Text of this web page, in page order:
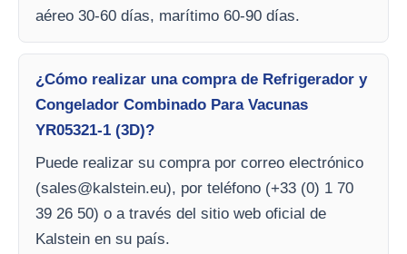
aéreo 30-60 días, marítimo 60-90 días.
¿Cómo realizar una compra de Refrigerador y
Congelador Combinado Para Vacunas
YR05321-1 (3D)?
Puede realizar su compra por correo electrónico
(sales@kalstein.eu), por teléfono (+33 (0) 1 70
39 26 50) o a través del sitio web oficial de
Kalstein en su país.